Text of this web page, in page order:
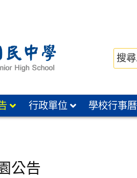
行政單位 學校行事曆
公告